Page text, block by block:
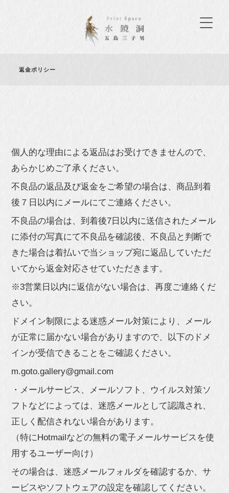
返金ポリシー
個人的な理由による返品はお受けできませんので、
あらかじめご了承ください。
不良品の返品及び返金をご希望の場合は、商品到着
後７日以内にメールにてご連絡ください。
不良品の場合は、到着後7日以内に送信されたメール
に添付の写真にて不良品を確認後、不良品と判断で
きた場合は着払いで当ショップ宛に返品していただ
いてから返金対応させていただきます。
※3営業日以内に返信がない場合は、再度ご連絡くだ
さい。
ドメイン制限による迷惑メール対策により、メール
が正常に届かない場合がありますので、以下のドメ
インが受信できることをご確認ください。
m.goto.gallery@gmail.com
・メールサービス、メールソフト、ウイルス対策ソ
フトなどによっては、迷惑メールとして認識され、
正しく配信されない場合があります。
（特にHotmailなどの無料の電子メールサービスを使
用するユーザー向け）
その場合は、迷惑メールフォルダを確認するか、サ
ービスやソフトウェアの設定を確認してください。